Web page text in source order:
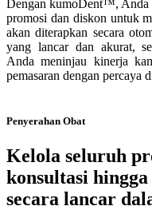
Dengan kumoDent™, Anda
promosi dan diskon untuk
akan diterapkan secara
yang lancar dan akurat,
Anda meninjau kinerja
pemasaran dengan percaya
Penyerahan Obat
Kelola seluruh
konsultasi
secara lancar